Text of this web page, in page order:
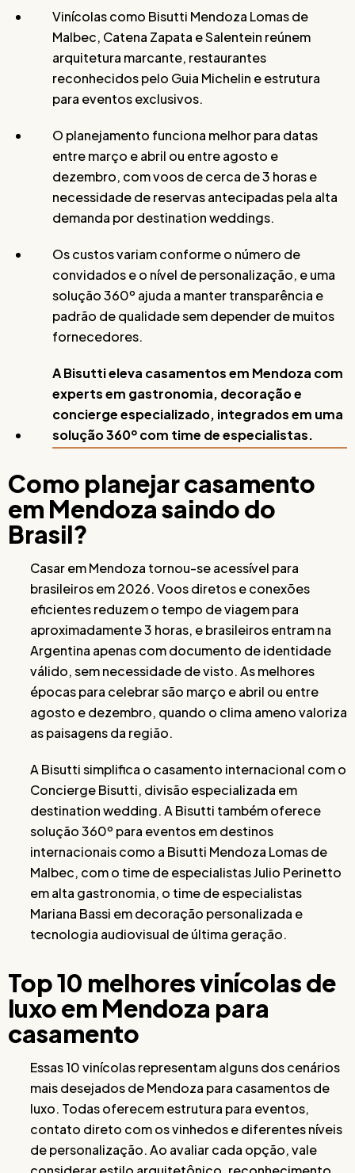
Vinícolas como Bisutti Mendoza Lomas de
Malbec, Catena Zapata e Salentein reúnem
arquitetura marcante, restaurantes
reconhecidos pelo Guia Michelin e estrutura
para eventos exclusivos.
O planejamento funciona melhor para datas
entre março e abril ou entre agosto e
dezembro, com voos de cerca de 3 horas e
necessidade de reservas antecipadas pela alta
demanda por destination weddings.
Os custos variam conforme o número de
convidados e o nível de personalização, e uma
solução 360º ajuda a manter transparência e
padrão de qualidade sem depender de muitos
fornecedores.
A Bisutti eleva casamentos em Mendoza com
experts em gastronomia, decoração e
concierge especializado, integrados em uma
solução 360º com time de especialistas.
Como planejar casamento
em Mendoza saindo do
Brasil?
Casar em Mendoza tornou-se acessível para
brasileiros em 2026. Voos diretos e conexões
eficientes reduzem o tempo de viagem para
aproximadamente 3 horas, e brasileiros entram na
Argentina apenas com documento de identidade
válido, sem necessidade de visto. As melhores
épocas para celebrar são março e abril ou entre
agosto e dezembro, quando o clima ameno valoriza
as paisagens da região.
A Bisutti simplifica o casamento internacional com o
Concierge Bisutti, divisão especializada em
destination wedding. A Bisutti também oferece
solução 360º para eventos em destinos
internacionais como a Bisutti Mendoza Lomas de
Malbec, com o time de especialistas Julio Perinetto
em alta gastronomia, o time de especialistas
Mariana Bassi em decoração personalizada e
tecnologia audiovisual de última geração.
Top 10 melhores vinícolas de
luxo em Mendoza para
casamento
Essas 10 vinícolas representam alguns dos cenários
mais desejados de Mendoza para casamentos de
luxo. Todas oferecem estrutura para eventos,
contato direto com os vinhedos e diferentes níveis
de personalização. Ao avaliar cada opção, vale